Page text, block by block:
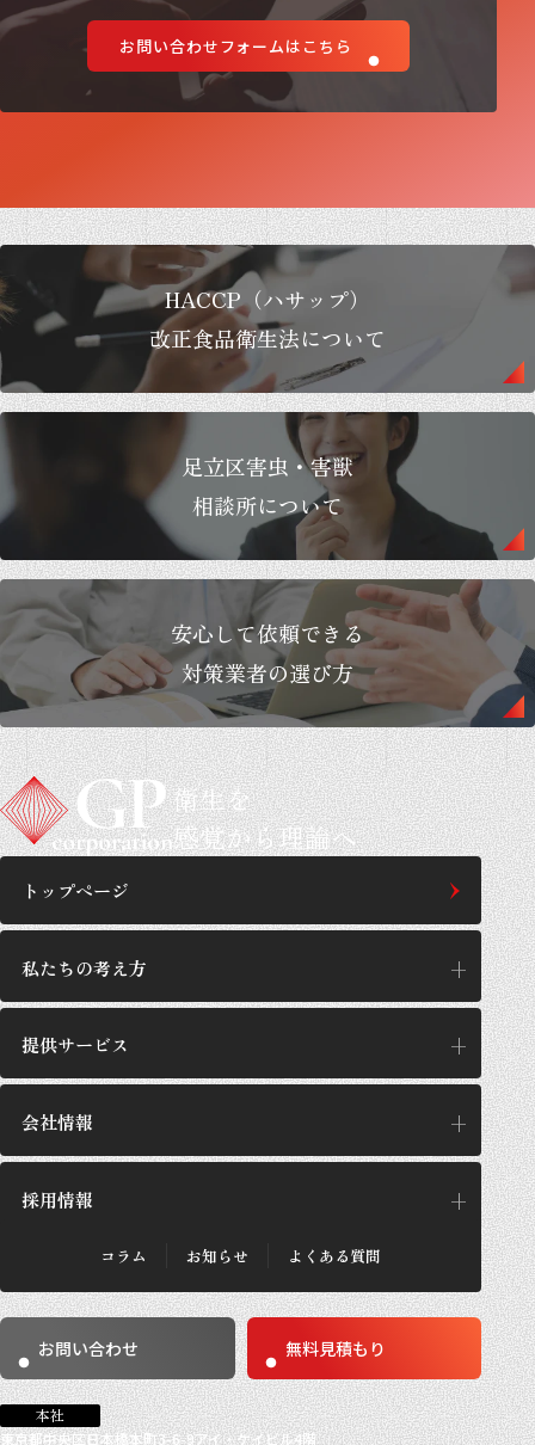
お問い合わせフォームはこちら
HACCP（ハサップ）
改正食品衛生法について
足立区害虫・害獣
相談所について
安心して依頼できる
対策業者の選び方
衛生を
感覚から理論へ
トップページ
私たちの考え方
私たちの考え方
提供サービス
提供サービス
GPが選ばれる理由
法人のお客さま
会社情報
企業理念
会社概要
数字で見るGP
事業所紹介
社員紹介
採用情報
採用概要
求める人材
社員インタビュー
募集要項
コラム お知らせ よくある質問
お問い合わせ 無料見積もり
本社
東京都中央区日本橋本町3-6-9アイ・ケイビル4階